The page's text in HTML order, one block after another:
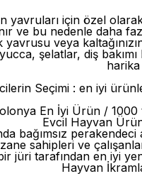
yavruları için özel
ve bu nedenle daha
yavrusu veya
şelatlar, diş
Seçimi : en iyi
En İyi Ürün /
Evcil Hayvan
bağımsız
sahipleri ve
jüri tarafından en iyi
Hayvan